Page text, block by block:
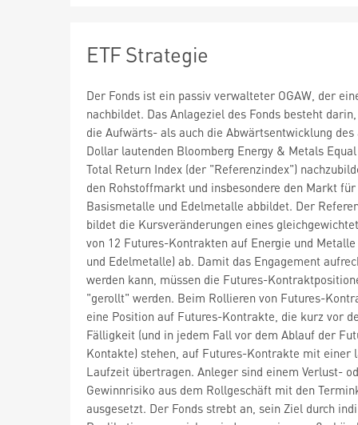
ETF Strategie
Der Fonds ist ein passiv verwalteter OGAW, der
nachbildet. Das Anlageziel des Fonds besteht
die Aufwärts- als auch die Abwärtsentwicklung des
Dollar lautenden Bloomberg Energy & Metals
Total Return Index (der "Referenzindex")
den Rohstoffmarkt und insbesondere den Markt
Basismetalle und Edelmetalle abbildet. Der
bildet die Kursveränderungen eines
von 12 Futures-Kontrakten auf Energie und
und Edelmetalle) ab. Damit das Engagement
werden kann, müssen die Futures-
"gerollt" werden. Beim Rollieren von Futures-
eine Position auf Futures-Kontrakte, die kurz vor
Fälligkeit (und in jedem Fall vor dem Ablauf der
Kontakte) stehen, auf Futures-Kontrakte mit einer
Laufzeit übertragen. Anleger sind einem Verlust-
Gewinnrisiko aus dem Rollgeschäft mit den
ausgesetzt. Der Fonds strebt an, sein Ziel durch